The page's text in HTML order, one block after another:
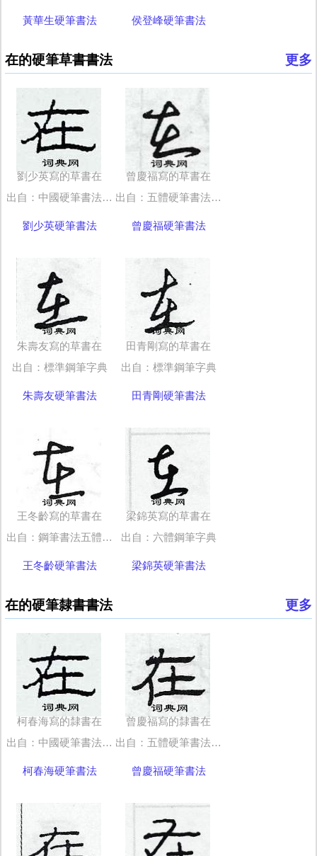
黃華生硬筆書法 侯登峰硬筆書法
在的硬筆草書書法 更多
劉少英寫的草書在
出自：中國硬筆書法字典
劉少英硬筆書法
曾慶福寫的草書在
出自：五體硬筆書法字典
曾慶福硬筆書法
朱壽友寫的草書在
出自：標準鋼筆字典
朱壽友硬筆書法
田青剛寫的草書在
出自：標準鋼筆字典
田青剛硬筆書法
王冬齡寫的草書在
出自：鋼筆書法五體字典
王冬齡硬筆書法
梁錦英寫的草書在
出自：六體鋼筆字典
梁錦英硬筆書法
在的硬筆隸書書法 更多
柯春海寫的隸書在
出自：中國硬筆書法字典
柯春海硬筆書法
曾慶福寫的隸書在
出自：五體硬筆書法字典
曾慶福硬筆書法